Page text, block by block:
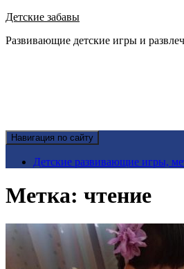
Детские забавы
Развивающие детские игры и
Навигация по сайту
Детские развивающие игры,
Метка: чтение